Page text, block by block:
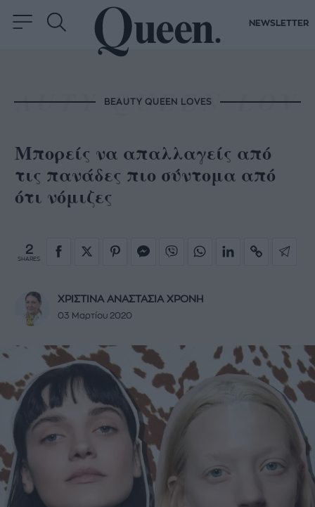
NEWSLETTER
BEAUTY QUEEN LOVES
Μπορείς να απαλλαγείς από
τις πανάδες πιο σύντομα από
ότι νόμιζες
2
SHARES
ΧΡΙΣΤΙΝΑ ΑΝΑΣΤΑΣΙΑ ΧΡΟΝΗ
03 Μαρτίου 2020